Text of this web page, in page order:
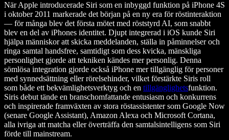
När Apple introducerade Siri som en inbyggd funktion på iPhone 4S
i oktober 2011 markerade det början på en ny era för röstinteraktion
— för många blev det första mötet med röststyrd AI, som snabbt
blev en del av iPhones identitet. Djupt integrerad i iOS kunde Siri
hjälpa människor att skicka meddelanden, ställa in påminnelser och
ringa samtal handsfree, samtidigt som dess kvicka, mänskliga
personlighet gjorde att tekniken kändes mer personlig. Denna
sömlösa integration gjorde också iPhone mer tillgänglig för personer
med synnedsättning eller rörelsehinder, vilket förstärkte Siris roll
som både ett bekvämlighetsverktyg och en tillgänglighetsfunktion.
Siris debut tände en branschomfattande entusiasm och konkurrens
och inspirerade framväxten av stora röstassistenter som Google Now
(senare Google Assistant), Amazon Alexa och Microsoft Cortana,
alla ivriga att matcha eller överträffa den samtalsintelligens som Siri
förde till mainstream.